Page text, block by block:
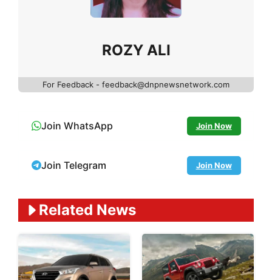
ROZY ALI
For Feedback - feedback@dnpnewsnetwork.com
Join WhatsApp Join Now
Join Telegram Join Now
Related News